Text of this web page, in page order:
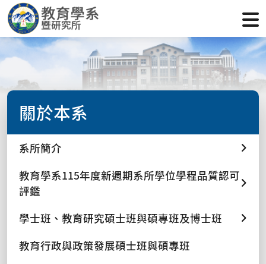
關於本系
系所簡介
教育學系115年度新週期系所學位學程品質認可
評鑑
學士班、教育研究碩士班與碩專班及博士班
教育行政與政策發展碩士班與碩專班